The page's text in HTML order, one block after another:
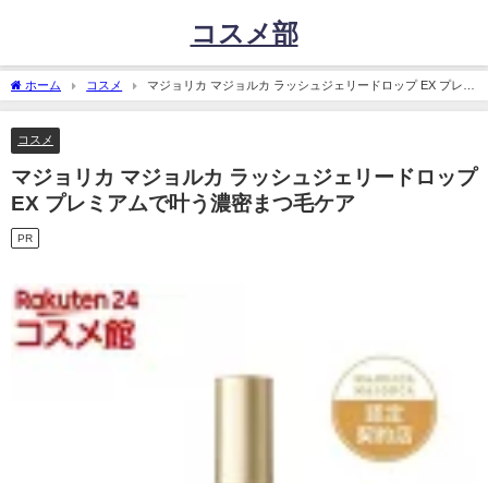
コスメ部
ホーム コスメ
マジョリカ マジョルカ ラッシュジェリードロップ EX プレミ
アムで叶う濃密まつ毛ケア
コスメ
マジョリカ マジョルカ ラッシュジェリードロップ
EX プレミアムで叶う濃密まつ毛ケア
PR